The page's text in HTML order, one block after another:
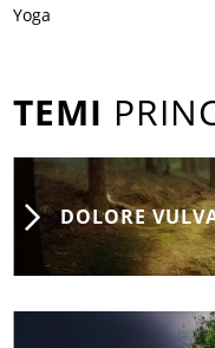
Yoga
TEMI
DOLORE